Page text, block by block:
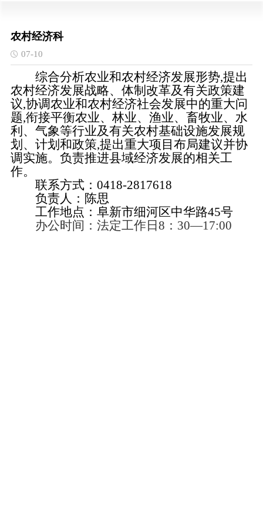
农村经济科
07-10
综合分析农业和农村经济发展形势,提出
农村经济发展战略、体制改革及有关政策建
议,协调农业和农村经济社会发展中的重大问
题,衔接平衡农业、林业、渔业、畜牧业、水
利、气象等行业及有关农村基础设施发展规
划、计划和政策,提出重大项目布局建议并协
调实施。负责推进县域经济发展的相关工
作。
联系方式：0418-2817618
负责人：陈思
工作地点：阜新市细河区中华路45号
办公时间：法定工作日8：30—17:00